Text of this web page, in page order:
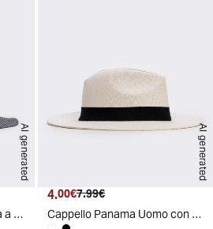
AI generated
Cappello da uomo in paglia a falda larga - Nero
AI generated
Prezzo attuale
4.00€ Prezzo originale
7.99€
Cappello Panama Uomo con Banda Nera - Bianco